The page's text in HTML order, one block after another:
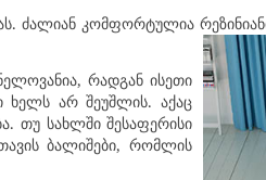
ძალიან კომფორტულია
რადგან ისეთი
ხელს არ შეუშლის. აქაც
თუ სახლში შესაფერისი
ბალიშები, რომლის